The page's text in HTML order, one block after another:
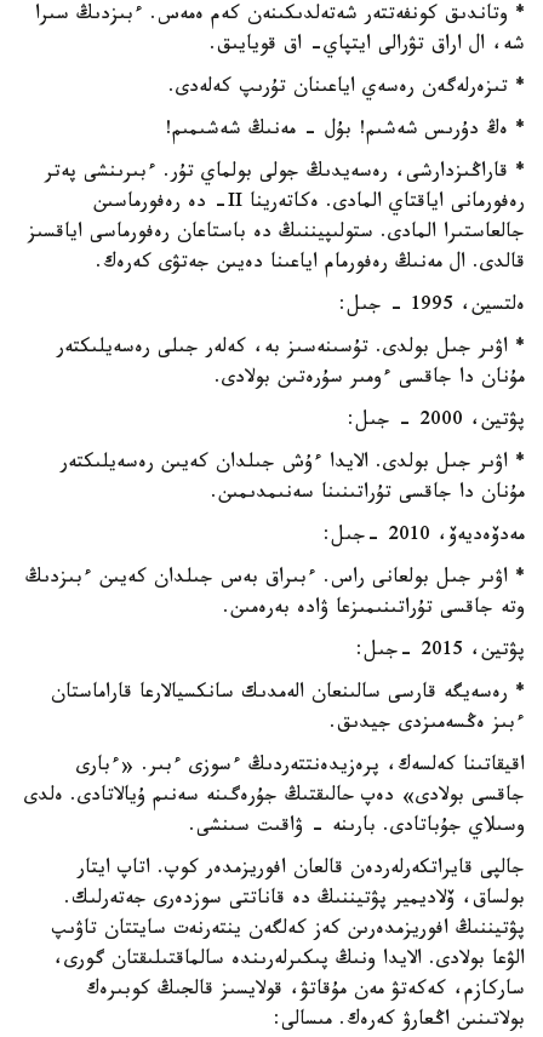
* وتاندىق كونفەتتەر شەتەلدىكىنەن كەم ەمەس. ءبىزدىڭ سىرا
شە، ال اراق تۋرالى ايتپاي- اق قويايىق.
* تىزەرلەگەن رەسەي اياعىنان تۇرىپ كەلەدى.
* ەڭ دۇرىس شەشىم! بۇل - مەنىڭ شەشىمىم!
* قاراڭىزدارشى، رەسەيدىڭ جولى بولماي تۇر. ءبىرىنشى پەتر
رەفورمانى اياقتاي المادى. ەكاتەرينا II- دە رەفورماسىن
جالعاستىرا المادى. ستولىپيننىڭ دە باستاعان رەفورماسى اياقسىز
قالدى. ال مەنىڭ رەفورمام اياعىنا دەيىن جەتۋى كەرەك.
ەلتسين، 1995 - جىل:
* اۋىر جىل بولدى. تۇسىنەسىز بە، كەلەر جىلى رەسەيلىكتەر
مۇنان دا جاقسى ءومىر سۇرەتىن بولادى.
پۋتين، 2000 - جىل:
* اۋىر جىل بولدى. الايدا ءۇش جىلدان كەيىن رەسەيلىكتەر
مۇنان دا جاقسى تۇراتىنىنا سەنىمدىمىن.
مەدۆەديەۆ، 2010 -جىل:
* اۋىر جىل بولعانى راس. ءبىراق بەس جىلدان كەيىن ءبىزدىڭ
وتە جاقسى تۇراتىنىمىزعا ۋادە بەرەمىن.
پۋتين، 2015 -جىل:
* رەسەيگە قارسى سالىنعان الەمدىك سانكسيالارعا قاراماستان
ءبىز ەڭسەمىزدى جيدىق.
اقيقاتىنا كەلسەك، پرەزيدەنتتەردىڭ ءسوزى ءبىر. «ءبارى
جاقسى بولادى» دەپ حالىقتىڭ جۇرەگىنە سەنىم ۇيالاتادى. ەلدى
وسىلاي جۇباتادى. بارىنە - ۋاقىت سىنشى.
جالپى قايراتكەرلەردەن قالعان افوريزمدەر كوپ. اتاپ ايتار
بولساق، ۆلاديمير پۋتيننىڭ دە قاناتتى سوزدەرى جەتەرلىك.
پۋتيننىڭ افوريزمدەرىن كەز كەلگەن ينتەرنەت سايتتان تاۋىپ
الۋعا بولادى. الايدا ونىڭ پىكىرلەرىندە سالماقتىلىقتان گورى،
ساركازم، كەكەتۋ مەن مۇقاتۋ، قولايسىز قالجىڭ كوبىرەك
بولاتىنىن اڭعارۋ كەرەك. مىسالى: